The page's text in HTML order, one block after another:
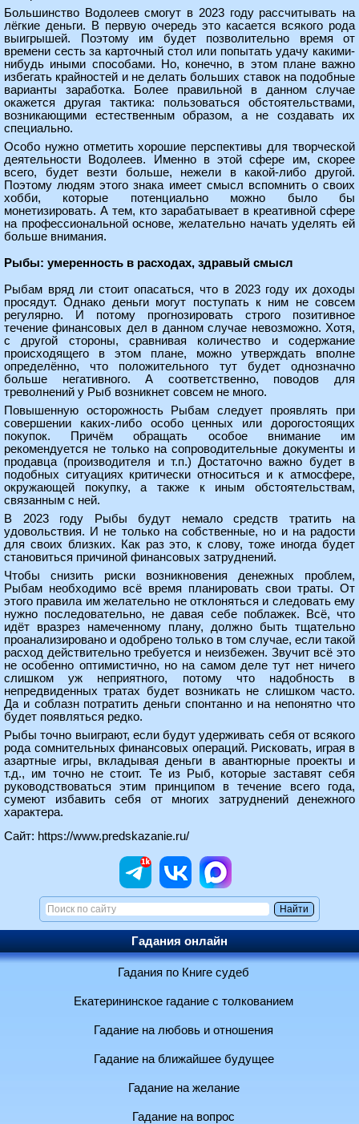
Большинство Водолеев смогут в 2023 году рассчитывать на
лёгкие деньги. В первую очередь это касается всякого рода
выигрышей. Поэтому им будет позволительно время от
времени сесть за карточный стол или попытать удачу какими-
нибудь иными способами. Но, конечно, в этом плане важно
избегать крайностей и не делать больших ставок на подобные
варианты заработка. Более правильной в данном случае
окажется другая тактика: пользоваться обстоятельствами,
возникающими естественным образом, а не создавать их
специально.
Особо нужно отметить хорошие перспективы для творческой
деятельности Водолеев. Именно в этой сфере им, скорее
всего, будет везти больше, нежели в какой-либо другой.
Поэтому людям этого знака имеет смысл вспомнить о своих
хобби, которые потенциально можно было бы
монетизировать. А тем, кто зарабатывает в креативной сфере
на профессиональной основе, желательно начать уделять ей
больше внимания.
Рыбы: умеренность в расходах, здравый смысл
Рыбам вряд ли стоит опасаться, что в 2023 году их доходы
просядут. Однако деньги могут поступать к ним не совсем
регулярно. И потому прогнозировать строго позитивное
течение финансовых дел в данном случае невозможно. Хотя,
с другой стороны, сравнивая количество и содержание
происходящего в этом плане, можно утверждать вполне
определённо, что положительного тут будет однозначно
больше негативного. А соответственно, поводов для
треволнений у Рыб возникнет совсем не много.
Повышенную осторожность Рыбам следует проявлять при
совершении каких-либо особо ценных или дорогостоящих
покупок. Причём обращать особое внимание им
рекомендуется не только на сопроводительные документы и
продавца (производителя и т.п.) Достаточно важно будет в
подобных ситуациях критически относиться и к атмосфере,
окружающей покупку, а также к иным обстоятельствам,
связанным с ней.
В 2023 году Рыбы будут немало средств тратить на
удовольствия. И не только на собственные, но и на радости
для своих близких. Как раз это, к слову, тоже иногда будет
становиться причиной финансовых затруднений.
Чтобы снизить риски возникновения денежных проблем,
Рыбам необходимо всё время планировать свои траты. От
этого правила им желательно не отклоняться и следовать ему
нужно последовательно, не давая себе поблажек. Всё, что
идёт вразрез намеченному плану, должно быть тщательно
проанализировано и одобрено только в том случае, если такой
расход действительно требуется и неизбежен. Звучит всё это
не особенно оптимистично, но на самом деле тут нет ничего
слишком уж неприятного, потому что надобность в
непредвиденных тратах будет возникать не слишком часто.
Да и соблазн потратить деньги спонтанно и на непонятно что
будет появляться редко.
Рыбы точно выиграют, если будут удерживать себя от всякого
рода сомнительных финансовых операций. Рисковать, играя в
азартные игры, вкладывая деньги в авантюрные проекты и
т.д., им точно не стоит. Те из Рыб, которые заставят себя
руководствоваться этим принципом в течение всего года,
сумеют избавить себя от многих затруднений денежного
характера.
Сайт: https://www.predskazanie.ru/
Гадания онлайн
Гадания по Книге судеб
Екатерининское гадание с толкованием
Гадание на любовь и отношения
Гадание на ближайшее будущее
Гадание на желание
Гадание на вопрос